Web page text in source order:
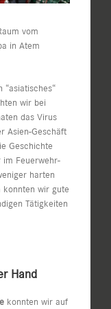
vom
in Atem
wir bei
das Virus
Asien-Geschäft
Geschichte
im Feuerwehr-
harten
konnten wir gute
Tätigkeiten
Hand
konnten wir auf